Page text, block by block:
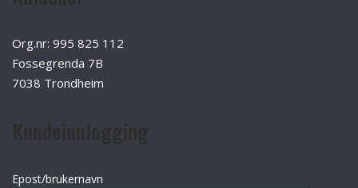
Org.nr: 995 825 112
Fossegrenda 7B
7038 Trondheim
Epost/brukernavn